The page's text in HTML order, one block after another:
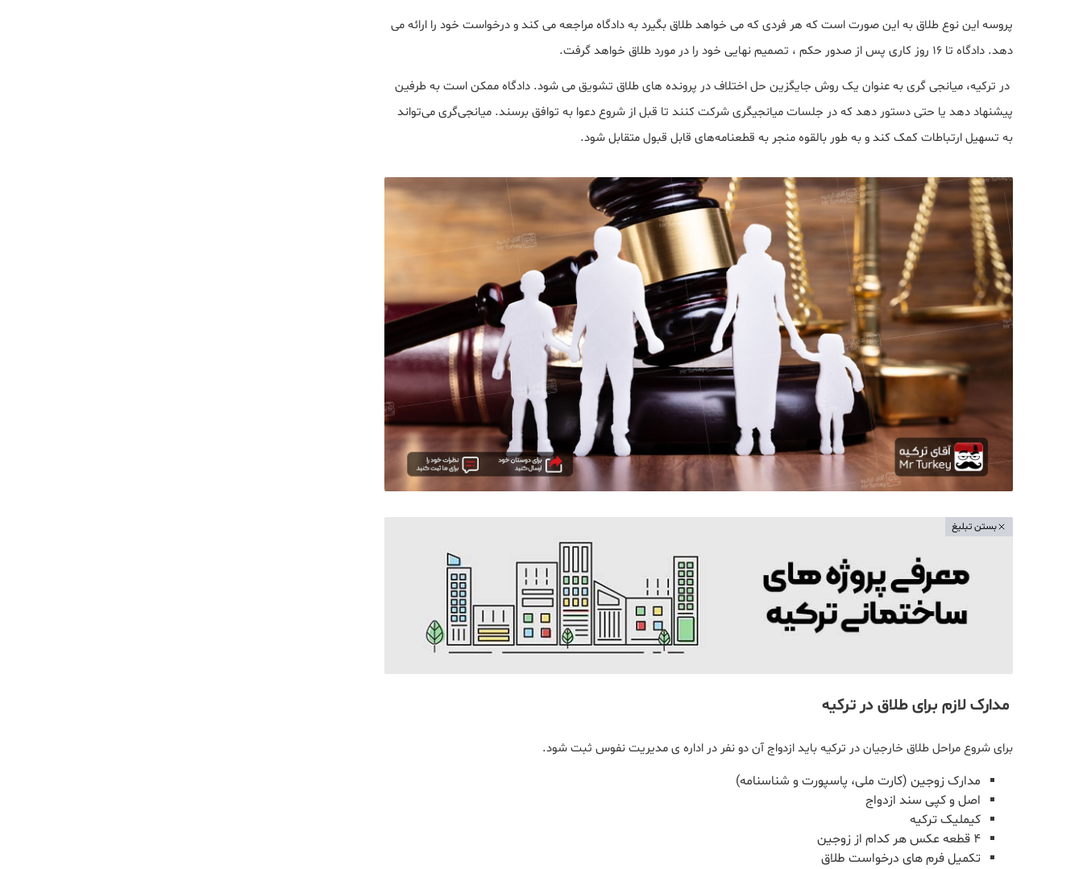
پروسه این نوع طلاق به این صورت است که هر فردی که می خواهد طلاق بگیرد به دادگاه مراجعه می کند و درخواست خود را ارائه می
دهد. دادگاه تا ۱۶ روز کاری پس از صدور حکم ، تصمیم نهایی خود را در مورد طلاق خواهد گرفت.
در ترکیه، میانجی گری به عنوان یک روش جایگزین حل اختلاف در پرونده های طلاق تشویق می شود. دادگاه ممکن است به طرفین
پیشنهاد دهد یا حتی دستور دهد که در جلسات میانجیگری شرکت کنند تا قبل از شروع دعوا به توافق برسند. میانجی‌گری می‌تواند
به تسهیل ارتباطات کمک کند و به طور بالقوه منجر به قطعنامه‌های قابل قبول متقابل شود.
بستن تبلیغ
مدارک لازم برای طلاق در ترکیه
برای شروع مراحل طلاق خارجیان در ترکیه باید ازدواج آن دو نفر در اداره ی مدیریت نفوس ثبت شود.
مدارک زوجین (کارت ملی، پاسپورت و شناسنامه)
اصل و کپی سند ازدواج
کیملیک ترکیه
4 قطعه عکس هر کدام از زوجین
تکمیل فرم های درخواست طلاق